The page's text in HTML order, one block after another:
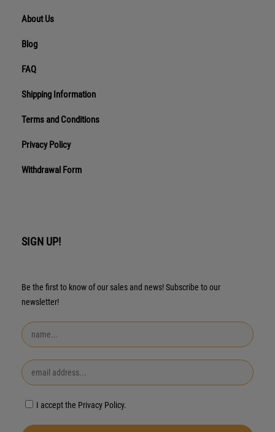
About Us
Blog
FAQ
Shipping Information
Terms and Conditions
Privacy Policy
Withdrawal Form
SIGN UP!
Be the first to know of our sales and news! Subscribe to our
newsletter!
I accept the Privacy Policy.